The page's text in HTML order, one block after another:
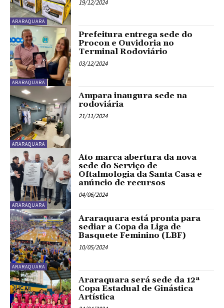
ARARAQUARA
19/12/2024
ARARAQUARA
Prefeitura entrega sede do
Procon e Ouvidoria no
Terminal Rodoviário
03/12/2024
ARARAQUARA
Ampara inaugura sede na
rodoviária
21/11/2024
ARARAQUARA
Ato marca abertura da nova
sede do Serviço de
Oftalmologia da Santa Casa e
anúncio de recursos
04/06/2024
ARARAQUARA
Araraquara está pronta para
sediar a Copa da Liga de
Basquete Feminino (LBF)
10/05/2024
Araraquara será sede da 12ª
Copa Estadual de Ginástica
Artística